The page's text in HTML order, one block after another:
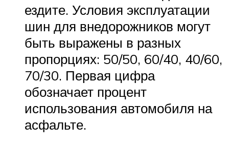
ездите. Условия эксплуатации
шин для внедорожников могут
быть выражены в разных
пропорциях: 50/50, 60/40, 40/60,
70/30. Первая цифра
обозначает процент
использования автомобиля на
асфальте.